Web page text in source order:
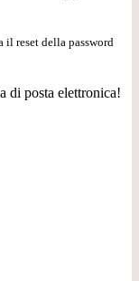
il reset della password
di posta elettronica!